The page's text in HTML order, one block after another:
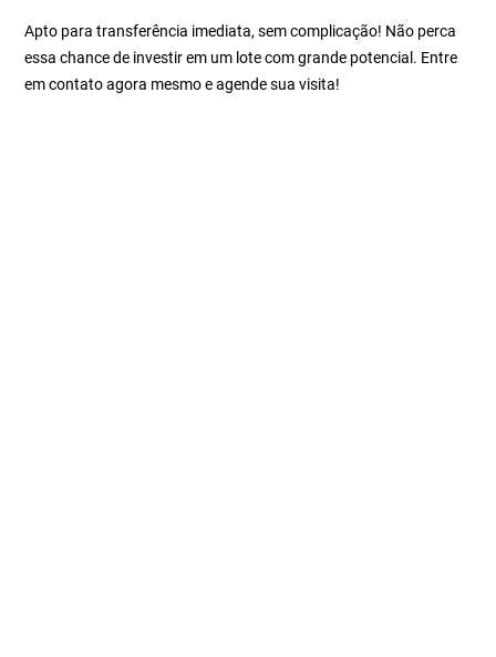
Apto para transferência imediata, sem complicação! Não perca
essa chance de investir em um lote com grande potencial. Entre
em contato agora mesmo e agende sua visita!